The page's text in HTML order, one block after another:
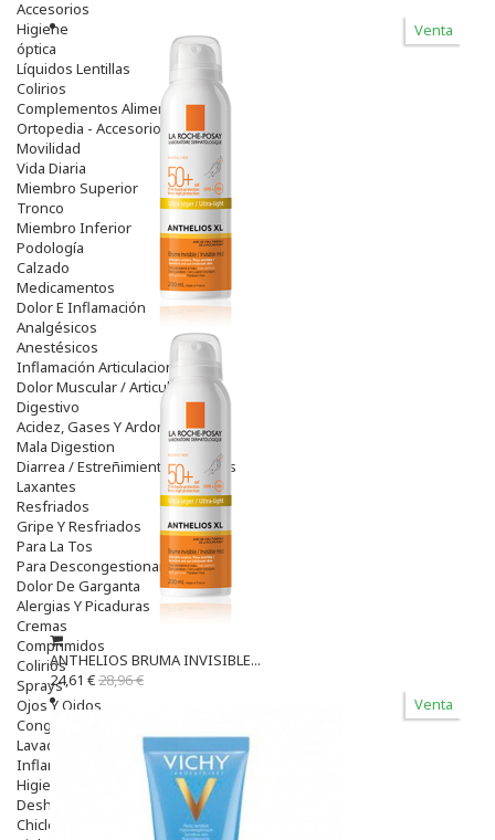
Accesorios
Higiene
óptica
Líquidos Lentillas
Colirios
Complementos Alimentarios.
Ortopedia - Accesorios
Movilidad
Vida Diaria
Miembro Superior
Tronco
Miembro Inferior
Podología
Calzado
Medicamentos
Dolor E Inflamación
Analgésicos
Anestésicos
Inflamación Articulaciones
Dolor Muscular / Articular
Digestivo
Acidez, Gases Y Ardores
Mala Digestion
Diarrea / Estreñimiento / Vómitos
Laxantes
Resfriados
Gripe Y Resfriados
Para La Tos
Para Descongestionar La Nariz
Dolor De Garganta
Alergias Y Picaduras
Cremas
Comprimidos
Colirios
Sprays
Ojos Y Oidos
Congestión
Lavado Ojos
Inflamación Del Oido (otitis)
Higiene Oido
Deshabituación Tabaquismo
Chicles
Venta
ANTHELIOS BRUMA INVISIBLE...
24,61 €28,96 €
Venta